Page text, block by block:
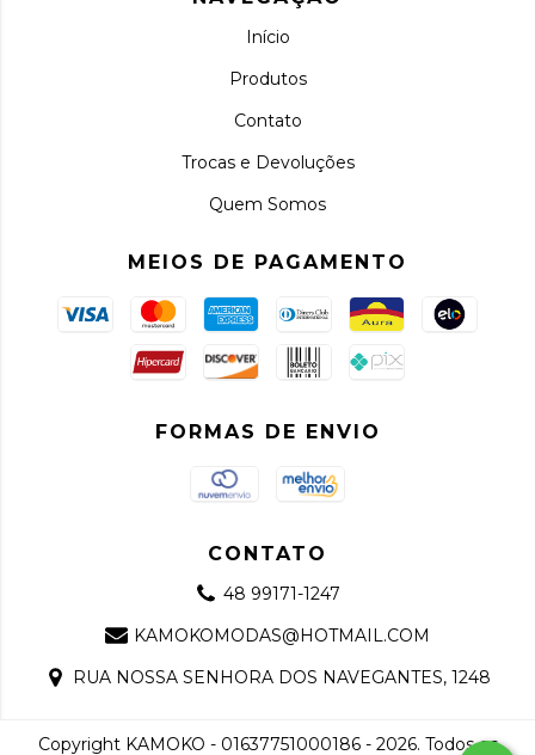
Início
Produtos
Contato
Trocas e Devoluções
Quem Somos
MEIOS DE PAGAMENTO
FORMAS DE ENVIO
CONTATO
48 99171-1247
KAMOKOMODAS@HOTMAIL.COM
RUA NOSSA SENHORA DOS NAVEGANTES, 1248
Copyright KAMOKO - 01637751000186 - 2026. Todos os